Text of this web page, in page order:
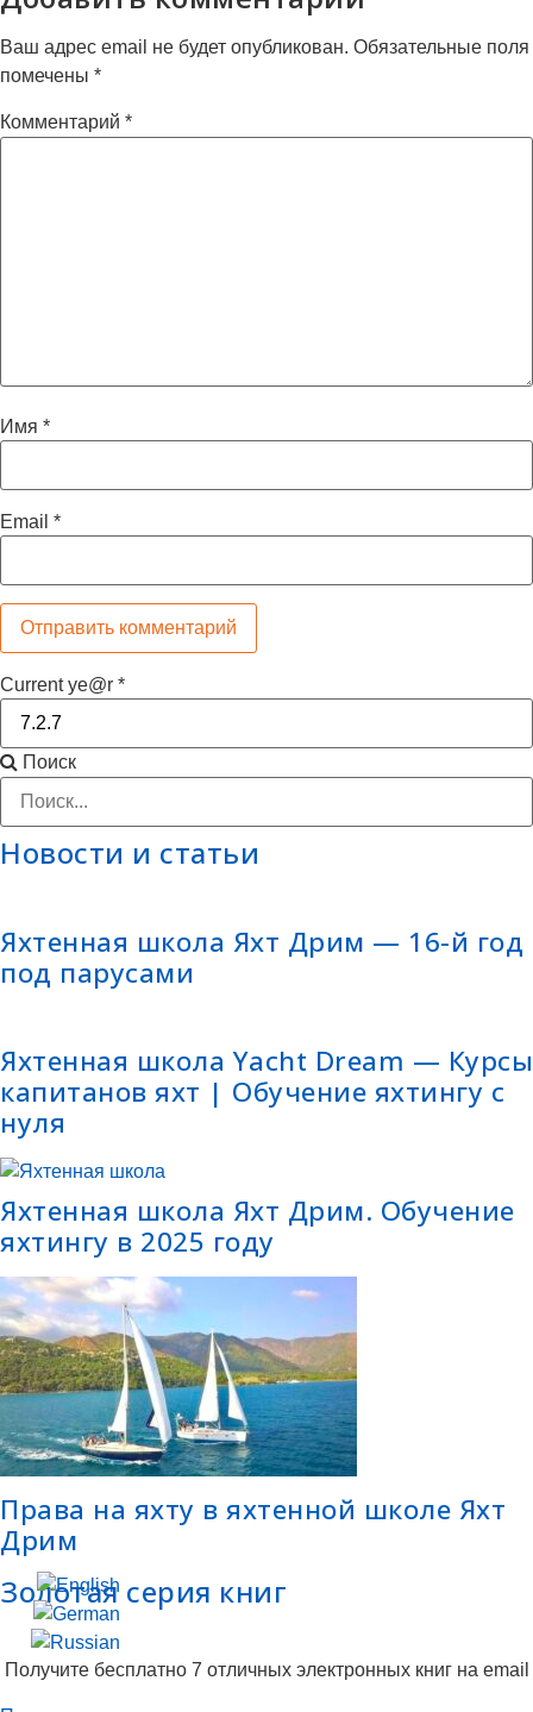
Ваш адрес email не будет опубликован. Обязательные поля
помечены *
Комментарий *
Имя *
Email *
Current ye@r *
Поиск
Новости и статьи
Яхтенная школа Яхт Дрим — 16-й год
под парусами
Яхтенная школа Yacht Dream — Курсы
капитанов яхт | Обучение яхтингу с
нуля
Яхтенная школа Яхт Дрим. Обучение
яхтингу в 2025 году
Права на яхту в яхтенной школе Яхт
Дрим
Золотая серия книг
Получите бесплатно 7 отличных электронных книг на email